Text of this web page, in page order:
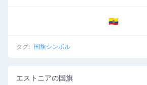
🇪🇨
タグ: 国旗シンボル
エストニアの国旗